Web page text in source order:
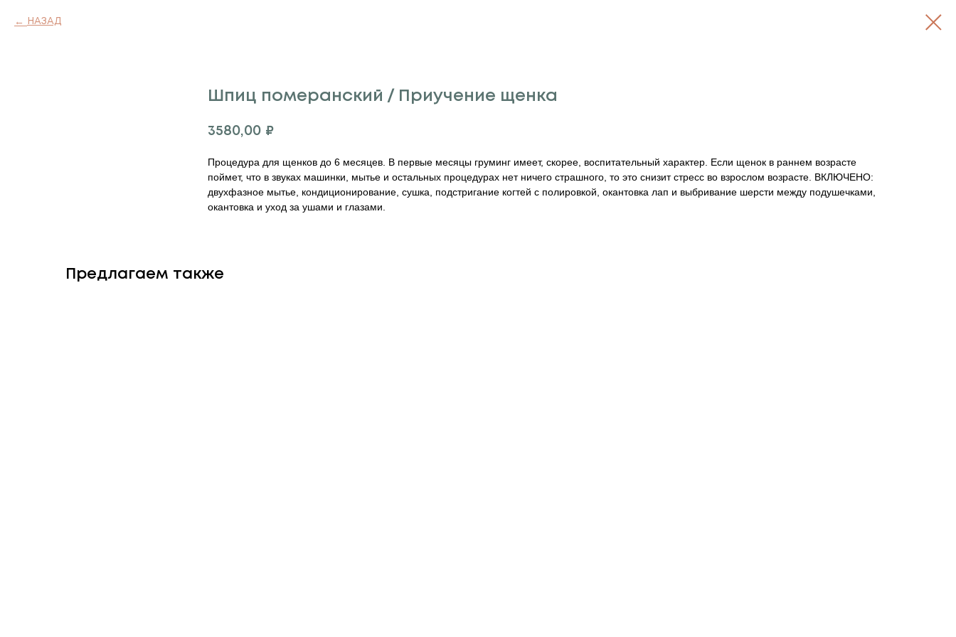
НАЗАД
Шпиц померанский / Приучение щенка
3580,00 ₽
Процедура для щенков до 6 месяцев. В первые месяцы груминг имеет, скорее, воспитательный характер. Если щенок в раннем возрасте
поймет, что в звуках машинки, мытье и остальных процедурах нет ничего страшного, то это снизит стресс во взрослом возрасте. ВКЛЮЧЕНО:
двухфазное мытье, кондиционирование, сушка, подстригание когтей с полировкой, окантовка лап и выбривание шерсти между подушечками,
окантовка и уход за ушами и глазами.
Предлагаем также